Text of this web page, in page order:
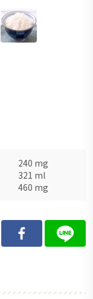
240 mg
321 ml
460 mg